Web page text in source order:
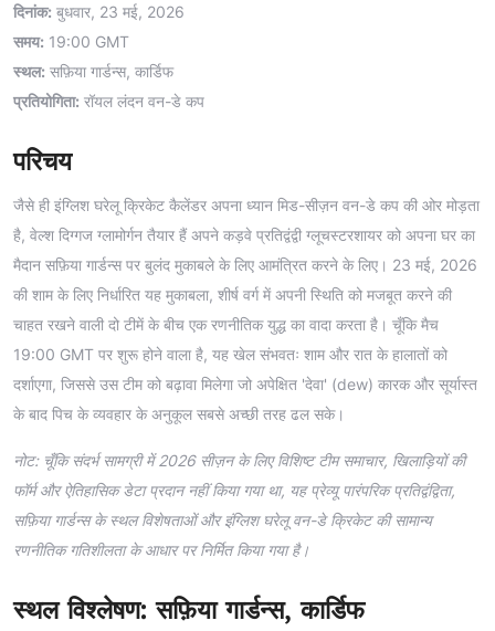
दिनांक: बुधवार, 23 मई, 2026
समय: 19:00 GMT
स्थल: सफ़िया गार्डन्स, कार्डिफ
प्रतियोगिता: रॉयल लंदन वन-डे कप
परिचय
जैसे ही इंग्लिश घरेलू क्रिकेट कैलेंडर अपना ध्यान मिड-सीज़न वन-डे कप की ओर मोड़ता
है, वेल्श दिग्गज ग्लामोर्गन तैयार हैं अपने कड़वे प्रतिद्वंद्वी ग्लूचस्टरशायर को अपना घर का
मैदान सफ़िया गार्डन्स पर बुलंद मुकाबले के लिए आमंत्रित करने के लिए। 23 मई, 2026
की शाम के लिए निर्धारित यह मुकाबला, शीर्ष वर्ग में अपनी स्थिति को मजबूत करने की
चाहत रखने वाली दो टीमें के बीच एक रणनीतिक युद्ध का वादा करता है। चूँकि मैच
19:00 GMT पर शुरू होने वाला है, यह खेल संभवतः शाम और रात के हालातों को
दर्शाएगा, जिससे उस टीम को बढ़ावा मिलेगा जो अपेक्षित 'देवा' (dew) कारक और सूर्यास्त
के बाद पिच के व्यवहार के अनुकूल सबसे अच्छी तरह ढल सके।
नोट: चूँकि संदर्भ सामग्री में 2026 सीज़न के लिए विशिष्ट टीम समाचार, खिलाड़ियों की
फॉर्म और ऐतिहासिक डेटा प्रदान नहीं किया गया था, यह प्रेव्यू पारंपरिक प्रतिद्वंद्विता,
सफ़िया गार्डन्स के स्थल विशेषताओं और इंग्लिश घरेलू वन-डे क्रिकेट की सामान्य
रणनीतिक गतिशीलता के आधार पर निर्मित किया गया है।
स्थल विश्लेषण: सफ़िया गार्डन्स, कार्डिफ